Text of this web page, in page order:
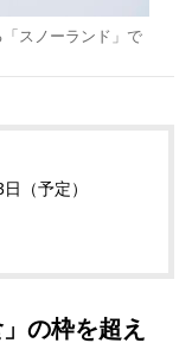
スノーランド」で
（予定）
の枠を超え